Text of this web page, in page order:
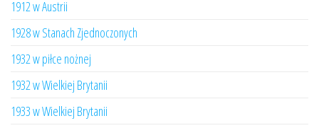
1912 w Austrii
1928 w Stanach Zjednoczonych
1932 w piłce nożnej
1932 w Wielkiej Brytanii
1933 w Wielkiej Brytanii